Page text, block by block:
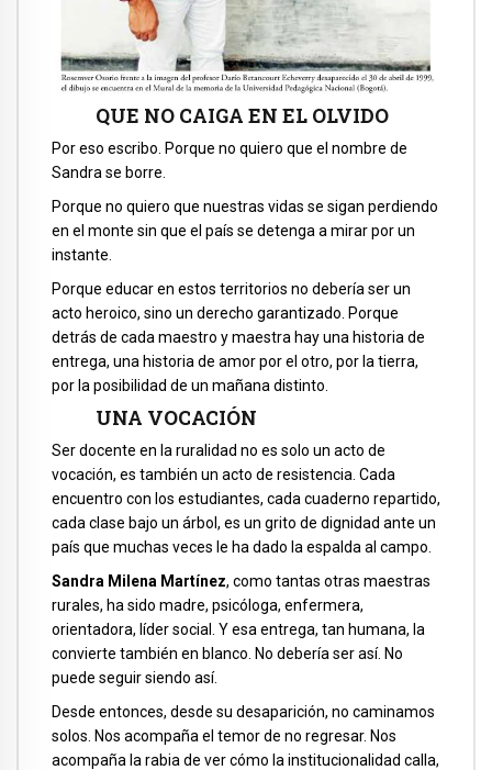
QUE NO CAIGA EN EL OLVIDO
Por eso escribo. Porque no quiero que el nombre de
Sandra se borre.
Porque no quiero que nuestras vidas se sigan perdiendo
en el monte sin que el país se detenga a mirar por un
instante.
Porque educar en estos territorios no debería ser un
acto heroico, sino un derecho garantizado. Porque
detrás de cada maestro y maestra hay una historia de
entrega, una historia de amor por el otro, por la tierra,
por la posibilidad de un mañana distinto.
UNA VOCACIÓN
Ser docente en la ruralidad no es solo un acto de
vocación, es también un acto de resistencia. Cada
encuentro con los estudiantes, cada cuaderno repartido,
cada clase bajo un árbol, es un grito de dignidad ante un
país que muchas veces le ha dado la espalda al campo.
Sandra Milena Martínez, como tantas otras maestras
rurales, ha sido madre, psicóloga, enfermera,
orientadora, líder social. Y esa entrega, tan humana, la
convierte también en blanco. No debería ser así. No
puede seguir siendo así.
Desde entonces, desde su desaparición, no caminamos
solos. Nos acompaña el temor de no regresar. Nos
acompaña la rabia de ver cómo la institucionalidad calla,